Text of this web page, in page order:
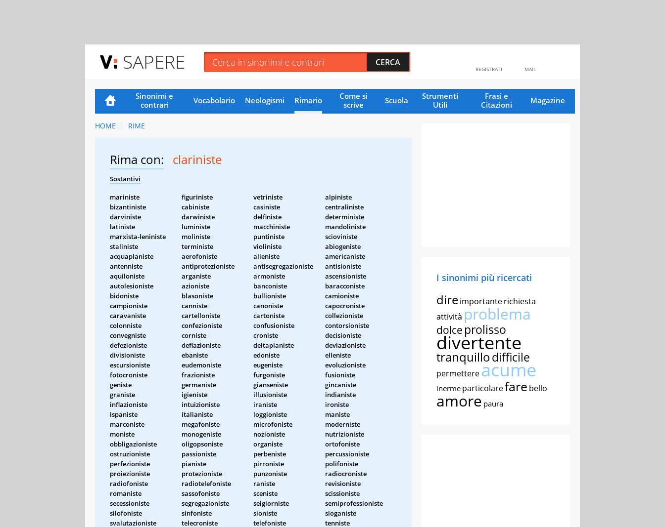
SAPERE MAIL
REGISTRATI
Sinonimi e
contrari
Vocabolario Neologismi Rimario
Come si
scrive
Scuola
Strumenti
Utili
Frasi e
Citazioni
Magazine
HOME RIME
Rima con: clariniste
Sostantivi
mariniste figuriniste vetriniste
alpiniste
bizantiniste
cabiniste casiniste
centraliniste
darviniste
darwiniste delfiniste
deterministe
latiniste
luministe macchiniste
mandoliniste
marxista-leniniste
moliniste puntiniste
scioviniste
staliniste
terministe violiniste
abiogeniste
acquaplaniste
aerofoniste alieniste
americaniste
antenniste
antiprotezioniste antisegregazioniste
antisioniste
aquiloniste
arganiste armoniste
ascensioniste
autolesioniste
azioniste banconiste
baracconiste
bidoniste
blasoniste bullioniste
camioniste
campioniste
canniste canoniste
capocroniste
caravaniste
cartelloniste cartoniste
collezioniste
colonniste
confezioniste confusioniste
contorsioniste
convegniste
corniste croniste
decisioniste
defezioniste
deflazioniste deltaplaniste
deviazioniste
divisioniste
ebaniste edoniste
elleniste
escursioniste
eudemoniste eugeniste
evoluzioniste
fotocroniste
frazioniste furgoniste
fusioniste
geniste
germaniste gianseniste
gincaniste
graniste
igieniste illusioniste
indianiste
inflazioniste
intuizioniste iraniste
ironiste
ispaniste
italianiste loggioniste
maniste
marconiste
megafoniste microfoniste
moderniste
moniste
monogeniste nozioniste
nutrizioniste
obbligazioniste
oligopsoniste organiste
ortofoniste
ostruzioniste
passioniste perbeniste
percussioniste
perfezioniste
pianiste pirroniste
polifoniste
proiezioniste
protezioniste punzoniste
radiocroniste
radiofoniste
radiotelefoniste raniste
revisioniste
romaniste
sassofoniste sceniste
scissioniste
secessioniste
segregazioniste seigiorniste
semiprofessioniste
silofoniste
sinfoniste sioniste
sloganiste
svalutazioniste
telecroniste telefoniste
tenniste
I sinonimi più ricercati
direimportanterichiesta
attività problema
dolce prolisso
divertente
tranquillodifficile
permettereacume
inerme particolarefare bello
amore paura